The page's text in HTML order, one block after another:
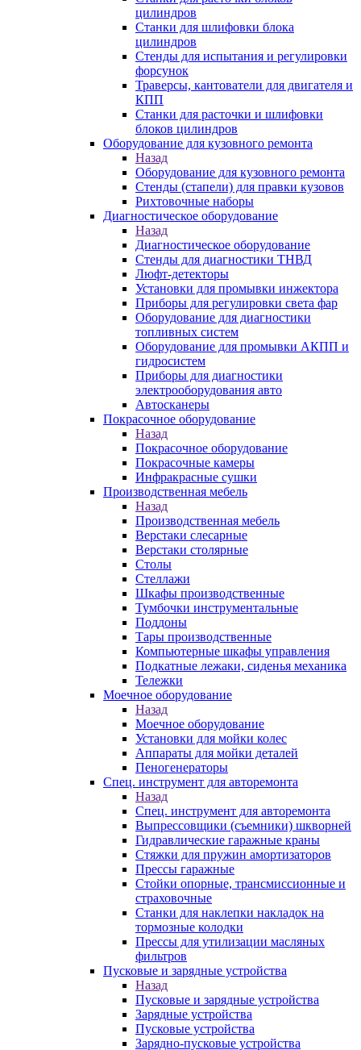
цилиндров
Станки для шлифовки блока
цилиндров
Стенды для испытания и регулировки
форсунок
Траверсы, кантователи для двигателя и
КПП
Станки для расточки и шлифовки
блоков цилиндров
Оборудование для кузовного ремонта
Назад
Оборудование для кузовного ремонта
Стенды (стапели) для правки кузовов
Рихтовочные наборы
Диагностическое оборудование
Назад
Диагностическое оборудование
Стенды для диагностики ТНВД
Люфт-детекторы
Установки для промывки инжектора
Приборы для регулировки света фар
Оборудование для диагностики
топливных систем
Оборудование для промывки АКПП и
гидросистем
Приборы для диагностики
электрооборудования авто
Автосканеры
Покрасочное оборудование
Назад
Покрасочное оборудование
Покрасочные камеры
Инфракрасные сушки
Производственная мебель
Назад
Производственная мебель
Верстаки слесарные
Верстаки столярные
Столы
Стеллажи
Шкафы производственные
Тумбочки инструментальные
Поддоны
Тары производственные
Компьютерные шкафы управления
Подкатные лежаки, сиденья механика
Тележки
Моечное оборудование
Назад
Моечное оборудование
Установки для мойки колес
Аппараты для мойки деталей
Пеногенераторы
Спец. инструмент для авторемонта
Назад
Спец. инструмент для авторемонта
Выпрессовщики (съемники) шкворней
Гидравлические гаражные краны
Стяжки для пружин амортизаторов
Прессы гаражные
Стойки опорные, трансмиссионные и
страховочные
Станки для наклепки накладок на
тормозные колодки
Прессы для утилизации масляных
фильтров
Пусковые и зарядные устройства
Назад
Пусковые и зарядные устройства
Зарядные устройства
Пусковые устройства
Зарядно-пусковые устройства